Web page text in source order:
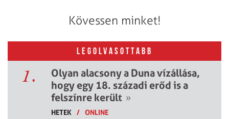
Kövessen minket!
LEGOLVASOTTABB
1.
Olyan alacsony a Duna vízállása,
hogy egy 18. századi erőd is a
felszínre került »
HETEK / ONLINE